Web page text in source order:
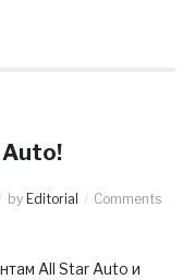
Auto!
by Editorial
Comments
All Star Auto и